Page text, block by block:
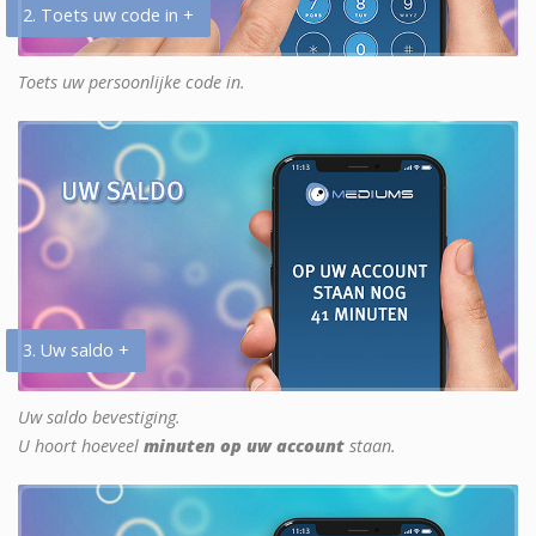
2. Toets uw code in +
Toets uw persoonlijke code in.
3. Uw saldo +
Uw saldo bevestiging.
U hoort hoeveel minuten op uw account staan.